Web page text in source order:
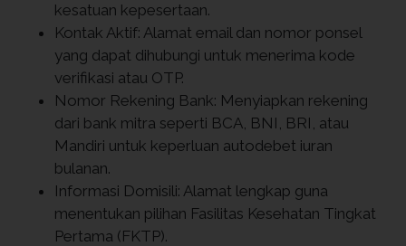
kesatuan kepesertaan.
Kontak Aktif: Alamat email dan nomor ponsel
yang dapat dihubungi untuk menerima kode
verifikasi atau OTP.
Nomor Rekening Bank: Menyiapkan rekening
dari bank mitra seperti BCA, BNI, BRI, atau
Mandiri untuk keperluan autodebet iuran
bulanan.
Informasi Domisili: Alamat lengkap guna
menentukan pilihan Fasilitas Kesehatan Tingkat
Pertama (FKTP).